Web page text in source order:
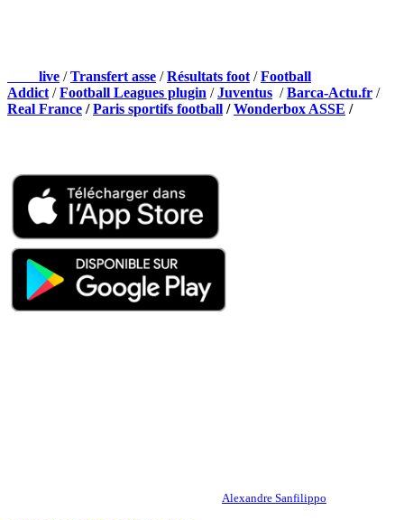
live /Transfert asse /Résultats foot /Football
Addict /Football Leagues plugin /Juventus /Barca-Actu.fr /
Real France /Paris sportifs football /Wonderbox ASSE /
Alexandre Sanfilippo